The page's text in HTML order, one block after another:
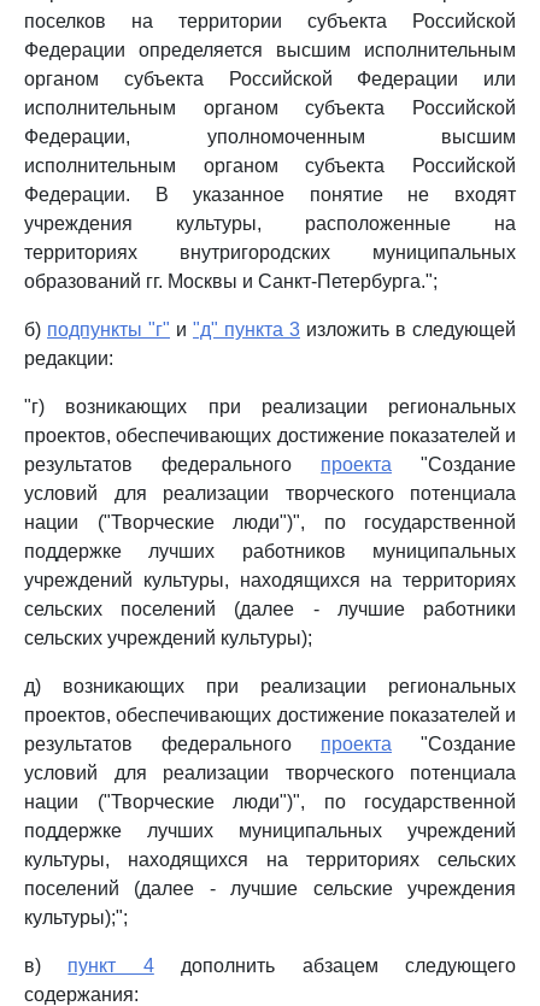
поселков на территории субъекта Российской
Федерации определяется высшим исполнительным
органом субъекта Российской Федерации или
исполнительным органом субъекта Российской
Федерации, уполномоченным высшим
исполнительным органом субъекта Российской
Федерации. В указанное понятие не входят
учреждения культуры, расположенные на
территориях внутригородских муниципальных
образований гг. Москвы и Санкт-Петербурга.";
б) подпункты "г" и "д" пункта 3 изложить в следующей
редакции:
"г) возникающих при реализации региональных
проектов, обеспечивающих достижение показателей и
результатов федерального проекта "Создание
условий для реализации творческого потенциала
нации ("Творческие люди")", по государственной
поддержке лучших работников муниципальных
учреждений культуры, находящихся на территориях
сельских поселений (далее - лучшие работники
сельских учреждений культуры);
д) возникающих при реализации региональных
проектов, обеспечивающих достижение показателей и
результатов федерального проекта "Создание
условий для реализации творческого потенциала
нации ("Творческие люди")", по государственной
поддержке лучших муниципальных учреждений
культуры, находящихся на территориях сельских
поселений (далее - лучшие сельские учреждения
культуры);";
в) пункт 4дополнить абзацем следующего
содержания: